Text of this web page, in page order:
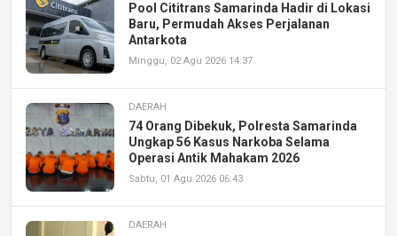
Pool Cititrans Samarinda Hadir di Lokasi
Baru, Permudah Akses Perjalanan
Antarkota
Minggu, 02 Agu 2026 14:37
DAERAH
74 Orang Dibekuk, Polresta Samarinda
Ungkap 56 Kasus Narkoba Selama
Operasi Antik Mahakam 2026
Sabtu, 01 Agu 2026 06:43
DAERAH